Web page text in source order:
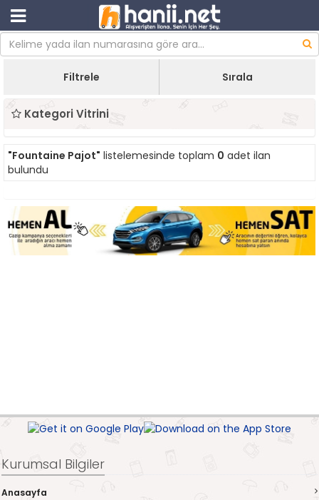
Filtrele Sırala
Kategori Vitrini
"Fountaine Pajot" listelemesinde toplam 0 adet ilan
bulundu
Kurumsal Bilgiler
Anasayfa